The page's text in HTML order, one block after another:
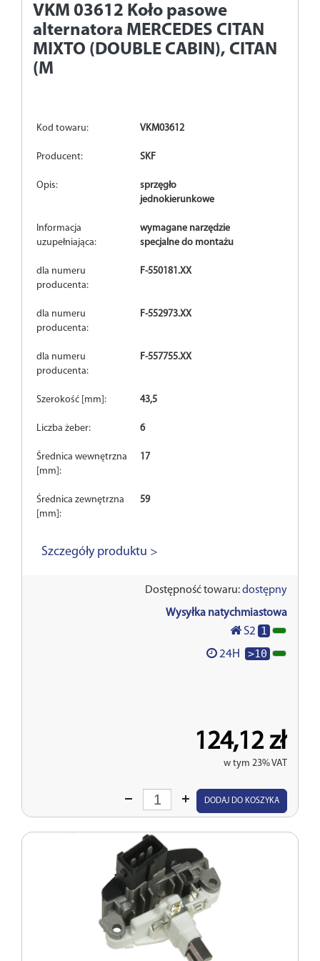
VKM 03612 Koło pasowe
alternatora MERCEDES CITAN
MIXTO (DOUBLE CABIN), CITAN
(M
Kod towaru: VKM03612
Producent: SKF
Opis:
sprzęgło
jednokierunkowe
Informacja
uzupełniająca:
wymagane narzędzie
specjalne do montażu
dla numeru
producenta:
F-550181.XX
dla numeru
producenta:
F-552973.XX
dla numeru
producenta:
F-557755.XX
Szerokość [mm]: 43,5
Liczba żeber: 6
Średnica wewnętrzna
[mm]:
17
Średnica zewnętrzna
[mm]:
59
Szczegóły produktu >
Dostępność towaru:dostępny
Wysyłka natychmiastowa
S2 1
24H >10
124,12 zł
w tym 23% VAT
Wprowadź
DODAJ DO KOSZYKA